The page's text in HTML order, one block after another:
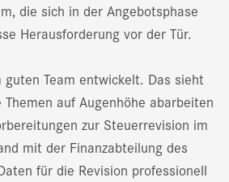
die sich in der Angebotsphase
Herausforderung vor der Tür.
guten Team entwickelt. Das sieht
auf Augenhöhe abarbeiten
zur Steuerrevision im
mit der Finanzabteilung des
für die Revision professionell